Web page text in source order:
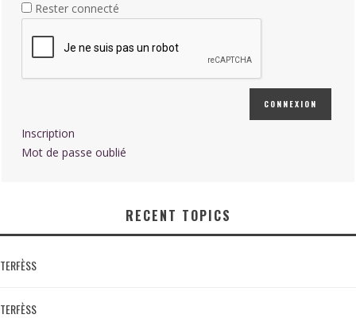
Rester connecté
CONNEXION
Inscription
Mot de passe oublié
RECENT TOPICS
TERFÈSS
TERFÈSS